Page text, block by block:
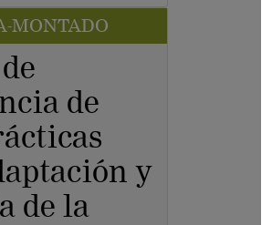
MONTADO
de
y
de la